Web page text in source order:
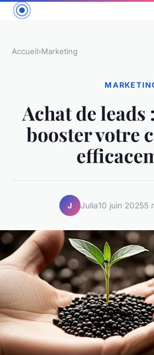
Accueil›Marketing
Achat de
booster votre
J Julia10 juin 20255